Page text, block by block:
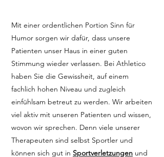
Mit einer ordentlichen Portion Sinn für
Humor sorgen wir dafür, dass unsere
Patienten unser Haus in einer guten
Stimmung wieder verlassen. Bei Athletico
haben Sie die Gewissheit, auf einem
fachlich hohen Niveau und zugleich
einfühlsam betreut zu werden. Wir arbeiten
viel aktiv mit unseren Patienten und wissen,
wovon wir sprechen. Denn viele unserer
Therapeuten sind selbst Sportler und
können sich gut in Sportverletzungen und